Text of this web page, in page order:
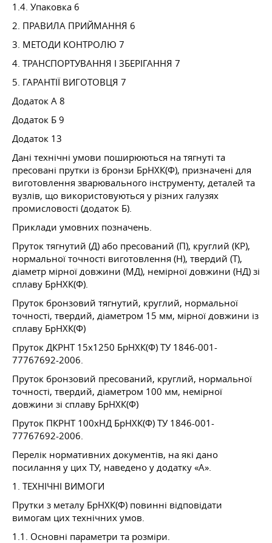
1.4. Упаковка 6
2. ПРАВИЛА ПРИЙМАННЯ 6
3. МЕТОДИ КОНТРОЛЮ 7
4. ТРАНСПОРТУВАННЯ І ЗБЕРІГАННЯ 7
5. ГАРАНТІЇ ВИГОТОВЦЯ 7
Додаток A 8
Додаток Б 9
Додаток 13
Дані технічні умови поширюються на тягнуті та
пресовані прутки із бронзи БрНХК(Ф), призначені для
виготовлення зварювального інструменту, деталей та
вузлів, що використовуються у різних галузях
промисловості (додаток Б).
Приклади умовних позначень.
Пруток тягнутий (Д) або пресований (П), круглий (КР),
нормальної точності виготовлення (Н), твердий (Т),
діаметр мірної довжини (МД), немірної довжини (НД) зі
сплаву БрНХК(Ф).
Пруток бронзовий тягнутий, круглий, нормальної
точності, твердий, діаметром 15 мм, мірної довжини із
сплаву БрНХК(Ф)
Пруток ДКРНТ 15x1250 БрНХК(Ф) ТУ 1846-001-
77767692-2006.
Пруток бронзовий пресований, круглий, нормальної
точності, твердий, діаметром 100 мм, немірної
довжини зі сплаву БрНХК(Ф)
Пруток ПКРНТ 100хНД БрНХК(Ф) ТУ 1846-001-
77767692-2006.
Перелік нормативних документів, на які дано
посилання у цих ТУ, наведено у додатку «А».
1. ТЕХНІЧНІ ВИМОГИ
Прутки з металу БрНХК(Ф) повинні відповідати
вимогам цих технічних умов.
1.1. Основні параметри та розміри.